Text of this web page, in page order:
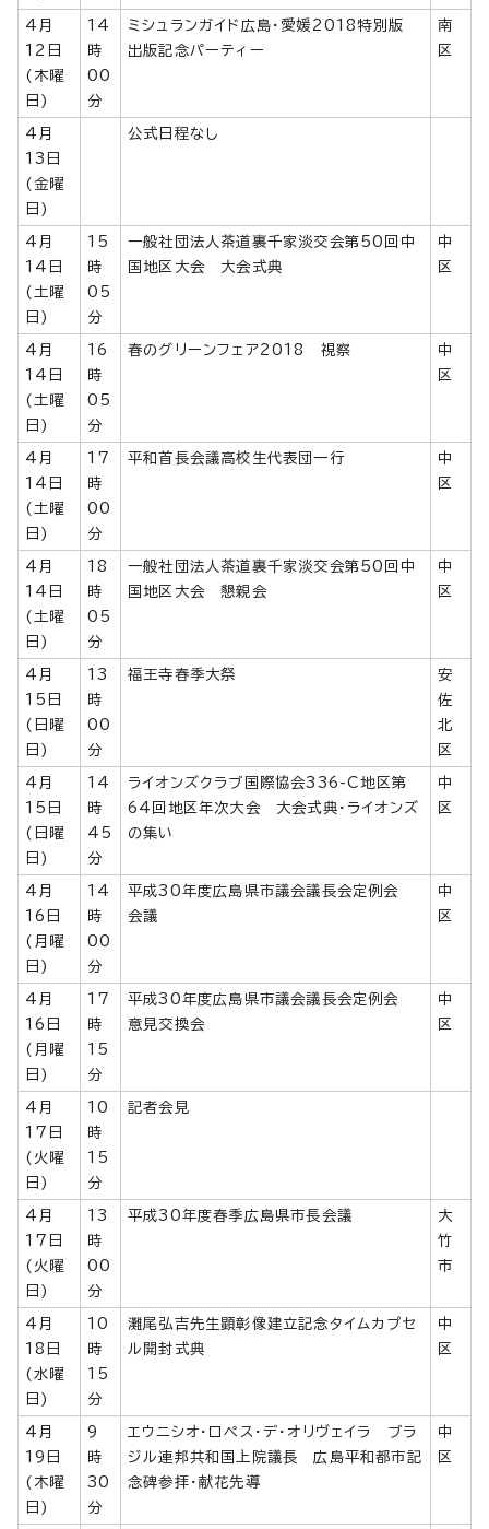
4月
12日
(木曜
日)
14
時
00
分
ミシュランガイド広島・愛媛2018特別版
出版記念パーティー
南
区
4月
13日
(金曜
日)
公式日程なし
4月
14日
(土曜
日)
15
時
05
分
一般社団法人茶道裏千家淡交会第50回中
国地区大会 大会式典
中
区
4月
14日
(土曜
日)
16
時
05
分
春のグリーンフェア2018 視察
中
区
4月
14日
(土曜
日)
17
時
00
分
平和首長会議高校生代表団一行
中
区
4月
14日
(土曜
日)
18
時
05
分
一般社団法人茶道裏千家淡交会第50回中
国地区大会 懇親会
中
区
4月
15日
(日曜
日)
13
時
00
分
福王寺春季大祭
安
佐
北
区
4月
15日
(日曜
日)
14
時
45
分
ライオンズクラブ国際協会336-C地区第
64回地区年次大会 大会式典・ライオンズ
の集い
中
区
4月
16日
(月曜
日)
14
時
00
分
平成30年度広島県市議会議長会定例会
会議
中
区
4月
16日
(月曜
日)
17
時
15
分
平成30年度広島県市議会議長会定例会
意見交換会
中
区
4月
17日
(火曜
日)
10
時
15
分
記者会見
4月
17日
(火曜
日)
13
時
00
分
平成30年度春季広島県市長会議
大
竹
市
4月
18日
(水曜
日)
10
時
15
分
灘尾弘吉先生顕彰像建立記念タイムカプセ
ル開封式典
中
区
4月
19日
(木曜
日)
9
時
30
分
エウニシオ・ロペス・デ・オリヴェイラ ブラ
ジル連邦共和国上院議長 広島平和都市記
念碑参拝・献花先導
中
区